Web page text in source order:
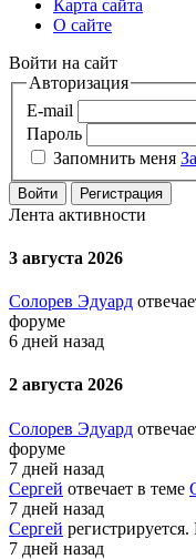
Карта сайта
О сайте
Войти на сайт
Авторизация
E-mail
Пароль
Запомнить меня
Войти Регистрация
Лента активности
3 августа 2026
Солорев Эдуард
форуме
6 дней назад
2 августа 2026
Солорев Эдуард
форуме
7 дней назад
Сергей отвечает в теме
7 дней назад
Сергей
7 дней назад